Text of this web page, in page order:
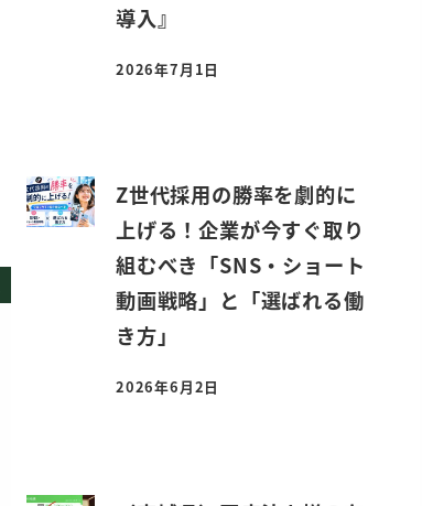
導入』
投稿日
2026年7月1日
Z世代採用の勝率を劇的に
上げる！企業が今すぐ取り
組むべき「SNS・ショート
動画戦略」と「選ばれる働
き方」
投稿日
2026年6月2日